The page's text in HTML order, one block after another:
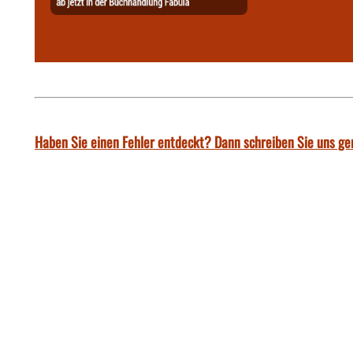
Haben Sie einen Fehler entdeckt? Dann schreiben Sie uns